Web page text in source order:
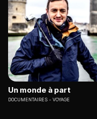
Un monde à part
DOCUMENTAIRES VOYAGE